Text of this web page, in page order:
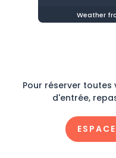
Weather
Pour réserver
d'entrée,